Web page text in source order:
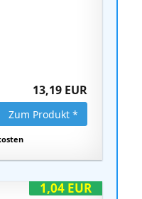
13,19 EUR
Zum Produkt *
1,04 EUR